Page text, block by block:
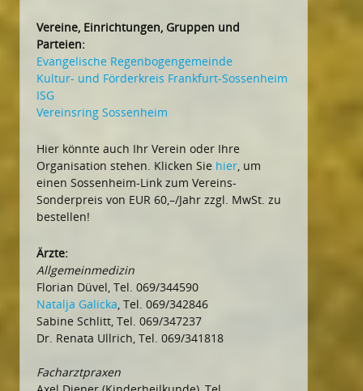
Vereine, Einrichtungen, Gruppen und
Parteien:
Evangelische Regenbogengemeinde
Kultur- und Förderkreis Frankfurt-Sossenheim
ISG
Vereinsring Sossenheim
Hier könnte auch Ihr Verein oder Ihre
Organisation stehen. Klicken Sie hier, um
einen Sossenheim-Link zum Vereins-
Sonderpreis von EUR 60,–/Jahr zzgl. MwSt. zu
bestellen!
Ärzte:
Allgemeinmedizin
Florian Düvel, Tel. 069/344590
Natalja Galicka, Tel. 069/342846
Sabine Schlitt, Tel. 069/347237
Dr. Renata Ullrich, Tel. 069/341818
Facharztpraxen